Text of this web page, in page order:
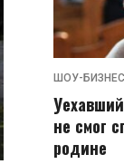
ШОУ-БИЗНЕС
не смог
родине